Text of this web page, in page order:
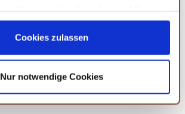
womöglich nicht mehr alle
auf der Seite zur Verfügung stehen.
selbstverständlich jederzeit
Die Rechtmäßigkeit der aufgrund
zum Widerruf erfolgten Verarbeitung
berührt. Weitere Informationen finden
Cookies zulassen
Nur notwendige Cookies
Kinderküche Zubehör,
Orange
Chef - Kinder
Set